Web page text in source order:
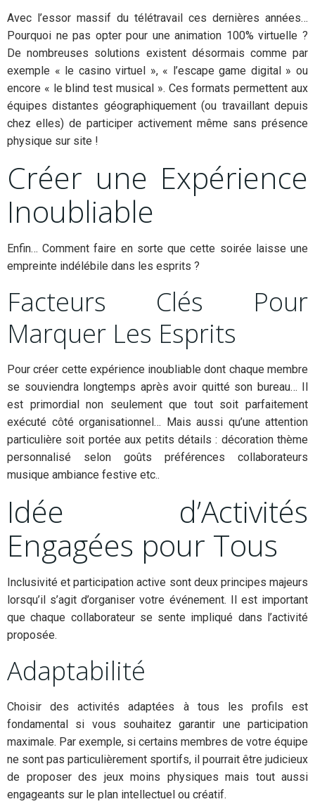
Avec l’essor massif du télétravail ces dernières années…
Pourquoi ne pas opter pour une animation 100% virtuelle ?
De nombreuses solutions existent désormais comme par
exemple « le casino virtuel », « l’escape game digital » ou
encore « le blind test musical ». Ces formats permettent aux
équipes distantes géographiquement (ou travaillant depuis
chez elles) de participer activement même sans présence
physique sur site !
Créer une Expérience
Inoubliable
Enfin… Comment faire en sorte que cette soirée laisse une
empreinte indélébile dans les esprits ?
Facteurs Clés Pour
Marquer Les Esprits
Pour créer cette expérience inoubliable dont chaque membre
se souviendra longtemps après avoir quitté son bureau… Il
est primordial non seulement que tout soit parfaitement
exécuté côté organisationnel… Mais aussi qu’une attention
particulière soit portée aux petits détails : décoration thème
personnalisé selon goûts préférences collaborateurs
musique ambiance festive etc..
Idée d’Activités
Engagées pour Tous
Inclusivité et participation active sont deux principes majeurs
lorsqu’il s’agit d’organiser votre événement. Il est important
que chaque collaborateur se sente impliqué dans l’activité
proposée.
Adaptabilité
Choisir des activités adaptées à tous les profils est
fondamental si vous souhaitez garantir une participation
maximale. Par exemple, si certains membres de votre équipe
ne sont pas particulièrement sportifs, il pourrait être judicieux
de proposer des jeux moins physiques mais tout aussi
engageants sur le plan intellectuel ou créatif.